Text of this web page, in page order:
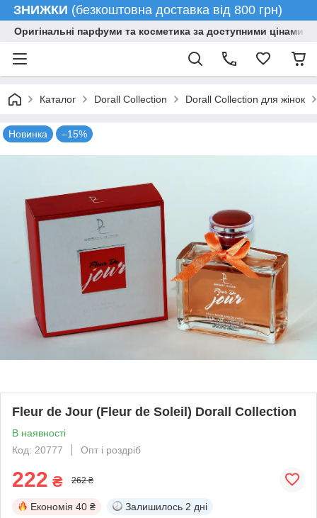
ЗНИЖКИ (безкоштовна доставка від 800 грн)
Оригінальні парфуми та косметика за доступними цінами
Каталог Dorall Collection Dorall Collection для жінок
Новинка –15%
Fleur de Jour (Fleur de Soleil) Dorall Collection
В наявності
Код: 20777
Опт і роздріб
222 ₴ 262 ₴
Економія 40 ₴ Залишилось 2 дні